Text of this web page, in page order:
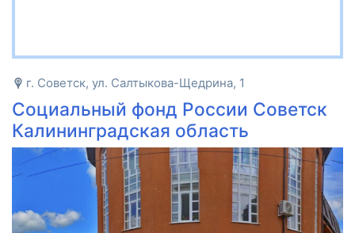
г. Советск, ул. Салтыкова-Щедрина, 1
Социальный фонд России Советск
Калининградская область